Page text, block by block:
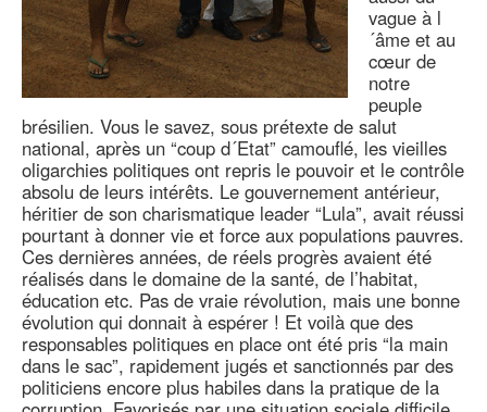
vague à l
´âme et au
cœur de
notre
peuple
brésilien. Vous le savez, sous prétexte de salut
national, après un “coup d´Etat” camouflé, les vieilles
oligarchies politiques ont repris le pouvoir et le contrôle
absolu de leurs intérêts. Le gouvernement antérieur,
héritier de son charismatique leader “Lula”, avait réussi
pourtant à donner vie et force aux populations pauvres.
Ces dernières années, de réels progrès avaient été
réalisés dans le domaine de la santé, de l’habitat,
éducation etc. Pas de vraie révolution, mais une bonne
évolution qui donnait à espérer ! Et voilà que des
responsables politiques en place ont été pris “la main
dans le sac”, rapidement jugés et sanctionnés par des
politiciens encore plus habiles dans la pratique de la